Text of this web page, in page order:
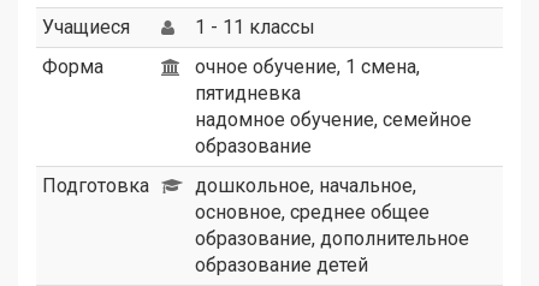
Учащиеся
1 - 11 классы
Форма
очное обучение, 1 смена,
пятидневка
надомное обучение, семейное
образование
Подготовка
дошкольное, начальное,
основное, среднее общее
образование, дополнительное
образование детей